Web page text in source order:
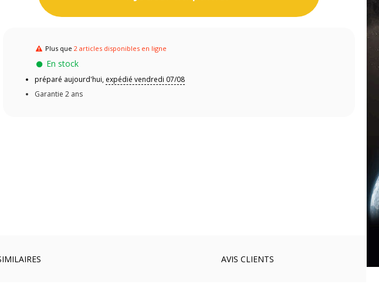
Plus que2 articles disponibles en ligne
En stock
préparé aujourd'hui, expédié vendredi 07/08
Garantie 2 ans
AVIS CLIENTS